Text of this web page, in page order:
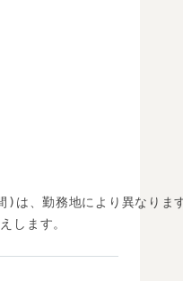
)は、勤務地により異なりま
します。